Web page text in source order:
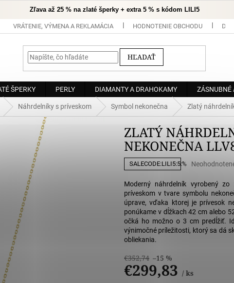
Zľava až 25 % na zlaté šperky + extra 5 % s kódom LILI5
VRÁTENIE, VÝMENA A REKLAMÁCIA HODNOTENIE OBCHODU
HĽADAŤ
ŠPERKY PERLY DIAMANTY A DRAHOKAMY ZÁSNUBNÉ
Náhrdelníky s príveskom Symbol nekonečna Zlatý
ZLATÝ
NEKONEČNA
SALECODE:LILI5:5:%
Priemerné
produktu
je
0,0
z
5
hviezdičiek.
€352,74 –15 %
€299,83 / ks
Moderný náhrdelník vyrobený
príveskom v tvare symbolu
úprave, vďaka ktorej je prívesok
ponúkame v dĺžkach 42 cm alebo
očká ho možno o 3 cm predĺžiť.
výnimočné príležitosti, ktorý sa dá
obliekania.